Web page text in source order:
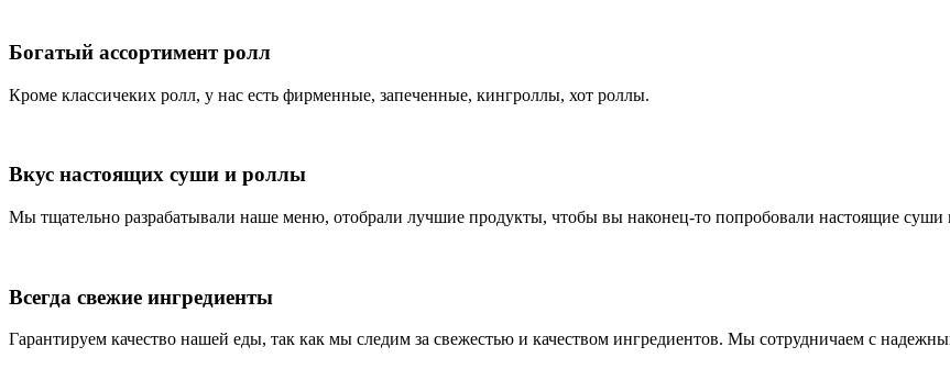
Богатый ассортимент ролл
Кроме классичеких ролл, у нас есть фирменные, запеченные, кингроллы, хот роллы.
Вкус настоящих суши и роллы
Мы тщательно разрабатывали наше меню, отобрали лучшие продукты, чтобы вы наконец-то попробовали настоящие суши
Всегда свежие ингредиенты
Гарантируем качество нашей еды, так как мы следим за свежестью и качеством ингредиентов. Мы сотрудничаем с